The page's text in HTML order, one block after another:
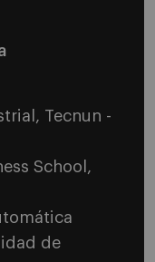
Tecnun -
School,
de